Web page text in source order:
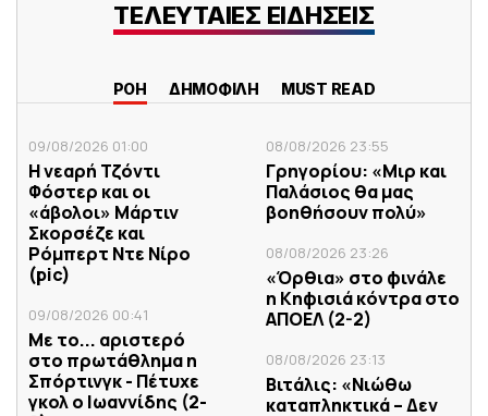
ΤΕΛΕΥΤΑΙΕΣ ΕΙΔΗΣΕΙΣ
ΡΟΗ ΔΗΜΟΦΙΛΗ MUST READ
09/08/2026 01:00
Η νεαρή Τζόντι
Φόστερ και οι
«άβολοι» Μάρτιν
Σκορσέζε και
Ρόμπερτ Ντε Νίρο
(pic)
09/08/2026 00:41
Με το... αριστερό
στο πρωτάθλημα η
Σπόρτινγκ - Πέτυχε
γκολ ο Ιωαννίδης (2-
08/08/2026 23:55
Γρηγορίου: «Μιρ και
Παλάσιος θα μας
βοηθήσουν πολύ»
08/08/2026 23:26
«Όρθια» στο φινάλε
η Κηφισιά κόντρα στο
ΑΠΟΕΛ (2-2)
08/08/2026 23:13
Βιτάλις: «Νιώθω
καταπληκτικά – Δεν